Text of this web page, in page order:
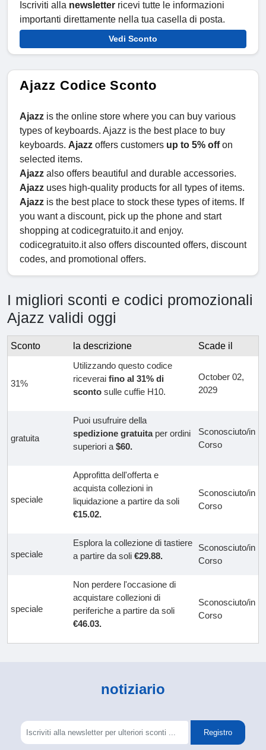
Iscriviti alla newsletter ricevi tutte le informazioni
importanti direttamente nella tua casella di posta.
Vedi Sconto
Ajazz Codice Sconto
Ajazz is the online store where you can buy various
types of keyboards. Ajazz is the best place to buy
keyboards. Ajazz offers customers up to 5% offon
selected items.
Ajazz also offers beautiful and durable accessories.
Ajazz uses high-quality products for all types of items.
Ajazz is the best place to stock these types of items. If
you want a discount, pick up the phone and start
shopping at codicegratuito.it and enjoy.
codicegratuito.it also offers discounted offers, discount
codes, and promotional offers.
I migliori sconti e codici promozionali
Ajazz validi oggi
Sconto la descrizione Scade il
31%
Utilizzando questo codice
riceverai fino al 31% di
sconto sulle cuffie H10.
October 02,
2029
gratuita
Puoi usufruire della
spedizione gratuitaper ordini
superiori a $60.
Sconosciuto/in
Corso
speciale
Approfitta dell'offerta e
acquista collezioni in
liquidazione a partire da soli
€15.02.
Sconosciuto/in
Corso
speciale
Esplora la collezione di tastiere
a partire da soli €29.88.
Sconosciuto/in
Corso
speciale
Non perdere l'occasione di
acquistare collezioni di
periferiche a partire da soli
€46.03.
Sconosciuto/in
Corso
notiziario
Registro